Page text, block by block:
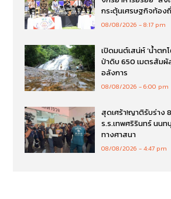
กระตุ้นเศรษฐกิจท้อง
08/08/2026 8:17 pm
เปิดมนต์เสน่ห์ ‘น้ำตก
ป่าดิบ 650 เมตรสัม
อลังการ
08/08/2026 6:00 pm
สุดเศร้า!ญาติรับร่าง
ร.ร.เทพศริรินทร์ นน
ทางศาสนา
08/08/2026 4:47 pm